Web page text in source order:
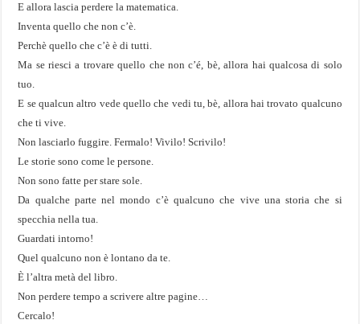
E allora lascia perdere la matematica.
Inventa quello che non c’è.
Perchè quello che c’è è di tutti.
Ma se riesci a trovare quello che non c’é, bè, allora hai qualcosa di solo
tuo.
E se qualcun altro vede quello che vedi tu, bè, allora hai trovato qualcuno
che ti vive.
Non lasciarlo fuggire. Fermalo! Vivilo! Scrivilo!
Le storie sono come le persone.
Non sono fatte per stare sole.
Da qualche parte nel mondo c’è qualcuno che vive una storia che si
specchia nella tua.
Guardati intorno!
Quel qualcuno non è lontano da te.
È l’altra metà del libro.
Non perdere tempo a scrivere altre pagine…
Cercalo!